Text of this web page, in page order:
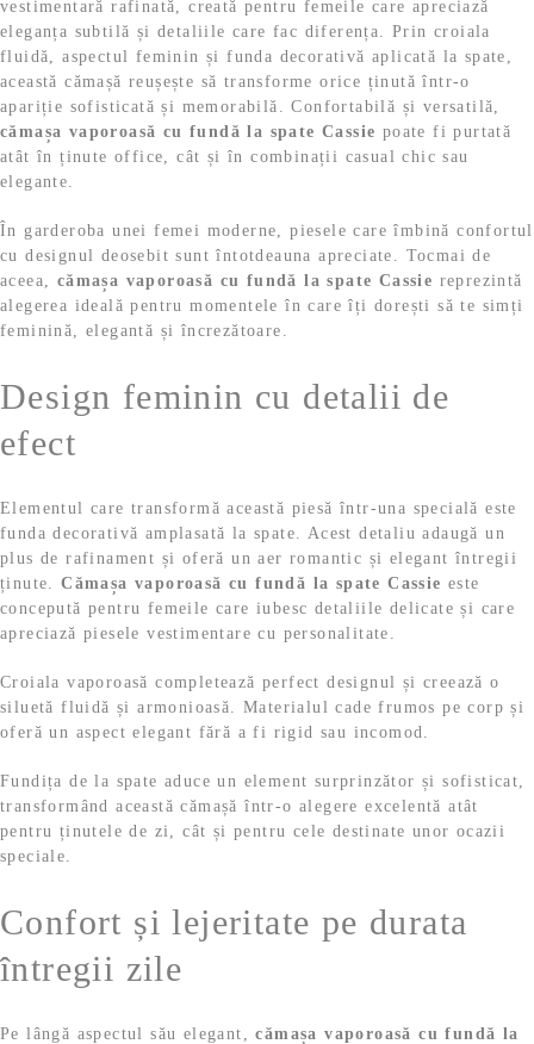
.
vestimentară rafinată, creată pentru femeile care apreciază
eleganța subtilă și detaliile care fac diferența. Prin croiala
fluidă, aspectul feminin și funda decorativă aplicată la spate,
această cămașă reușește să transforme orice ținută într-o
apariție sofisticată și memorabilă. Confortabilă și versatilă,
cămașa vaporoasă cu fundă la spate Cassie poate fi purtată
atât în ținute office, cât și în combinații casual chic sau
elegante.
În garderoba unei femei moderne, piesele care îmbină confortul
cu designul deosebit sunt întotdeauna apreciate. Tocmai de
aceea, cămașa vaporoasă cu fundă la spate Cassie reprezintă
alegerea ideală pentru momentele în care îți dorești să te simți
feminină, elegantă și încrezătoare.
Design feminin cu detalii de
efect
Elementul care transformă această piesă într-una specială este
funda decorativă amplasată la spate. Acest detaliu adaugă un
plus de rafinament și oferă un aer romantic și elegant întregii
ținute.Cămașa vaporoasă cu fundă la spate Cassie este
concepută pentru femeile care iubesc detaliile delicate și care
apreciază piesele vestimentare cu personalitate.
Croiala vaporoasă completează perfect designul și creează o
siluetă fluidă și armonioasă. Materialul cade frumos pe corp și
oferă un aspect elegant fără a fi rigid sau incomod.
Fundița de la spate aduce un element surprinzător și sofisticat,
transformând această cămașă într-o alegere excelentă atât
pentru ținutele de zi, cât și pentru cele destinate unor ocazii
speciale.
Confort și lejeritate pe durata
întregii zile
Pe lângă aspectul său elegant,cămașa vaporoasă cu fundă la